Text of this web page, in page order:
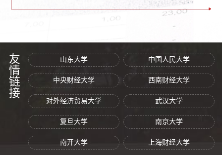
友情链接 山东大学 中国人民大学
中央财经大学 西南财经大学
对外经济贸易大学 武汉大学
复旦大学 南京大学
南开大学 上海财经大学